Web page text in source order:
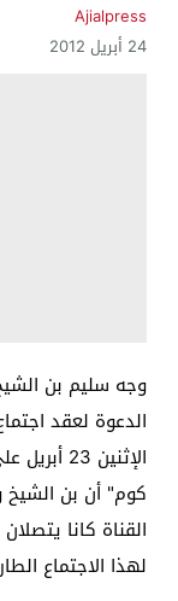
Ajialpress
24 أبريل 2012
وجه سليم بن
الدعوة لعقد
كوم" أن بن الشيخ
القناة كانا
لهذا الاجتماع